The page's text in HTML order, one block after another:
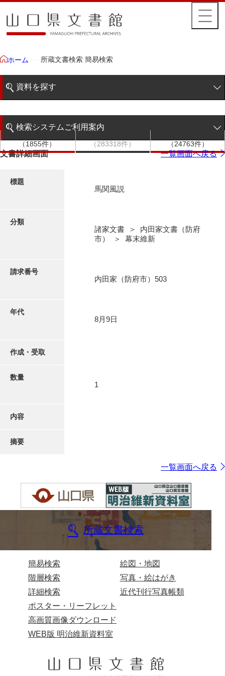
ホーム 所蔵文書検索 簡易検索
資料を探す
階層検索
写真・絵はがき
検索システムご利用案内
検索システムの利用について
（1855件）
（283318件）
（24763件）
文書詳細画面 一覧画面へ戻る
標題
馬関風説
分類
諸家文書 ＞ 内田家文書（防府
市） ＞ 幕末維新
請求番号
内田家（防府市）503
年代
8月9日
作成・受取
数量
1
内容
摘要
一覧画面へ戻る
所蔵文書検索
簡易検索
階層検索
詳細検索
絵図・地図
写真・絵はがき
近代刊行写真帳類
ポスター・リーフレット
高画質画像ダウンロード
WEB版 明治維新資料室